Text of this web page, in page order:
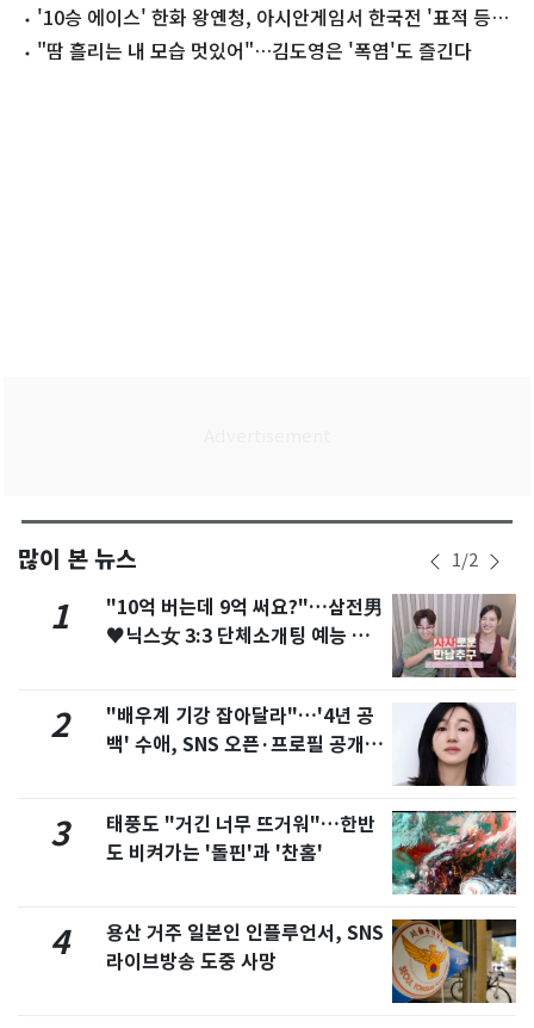
시구'10승 에이스' 한화 왕옌청, 아시안게임서 한국전 '표적 등판'
가능성
"땀 흘리는 내 모습 멋있어"…김도영은 '폭염'도 즐긴다
많이 본 뉴스 1/2
1
"10억 버는데 9억 써요?"…삼전男
♥닉스女 3:3 단체소개팅 예능 화
2
"배우계 기강 잡아달라"…'4년 공
백' 수애, SNS 오픈·프로필 공개
3
태풍도 "거긴 너무 뜨거워"…한반
도 비켜가는 '돌핀'과 '찬홈'
4
용산 거주 일본인 인플루언서, SNS
라이브방송 도중 사망